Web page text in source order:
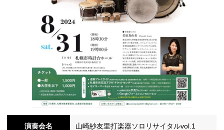
演奏会名 山崎紗友里打楽器ソロリサイタルvol.1